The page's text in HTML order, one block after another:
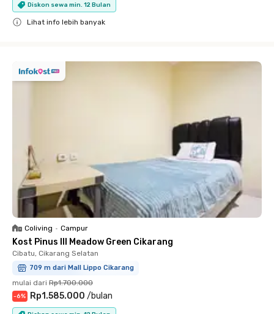
Diskon sewa min. 12 Bulan
Lihat info lebih banyak
Coliving • Campur
Kost Pinus III Meadow Green Cikarang
Cibatu, Cikarang Selatan
709 m dari Mall Lippo Cikarang
mulai dari Rp1.700.000
-6% Rp1.585.000 /bulan